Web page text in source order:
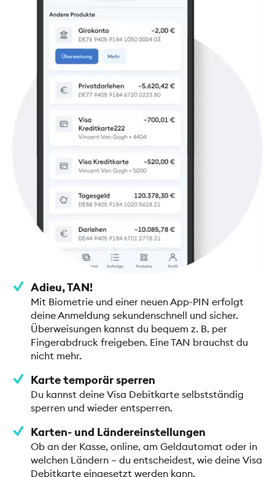
Adieu, TAN!
Mit Biometrie und einer neuen App-PIN erfolgt
deine Anmeldung sekundenschnell und sicher.
Überweisungen kannst du bequem z. B. per
Fingerabdruck freigeben. Eine TAN brauchst du
nicht mehr.
Karte temporär sperren
Du kannst deine Visa Debitkarte selbstständig
sperren und wieder entsperren.
Karten- und Ländereinstellungen
Ob an der Kasse, online, am Geldautomat oder in
welchen Ländern – du entscheidest, wie deine Visa
Debitkarte eingesetzt werden kann.